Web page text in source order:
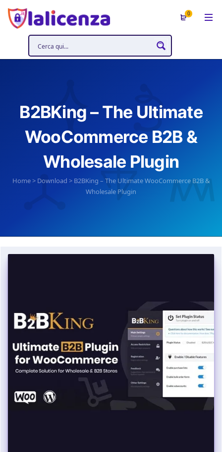
0
B2BKing – The Ultimate
WooCommerce B2B &
Wholesale Plugin
Home> Download > B2BKing – The Ultimate WooCommerce B2B &
Wholesale Plugin